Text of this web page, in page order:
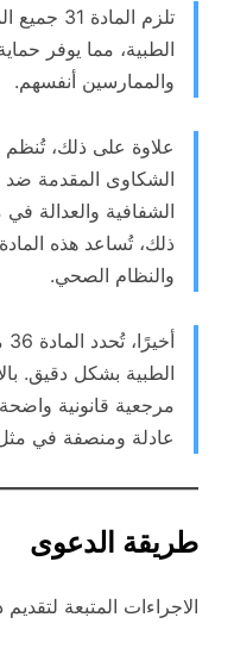
تلزم
الطبية، مما يوفر
والممارسين أنفسهم.
الشكاوى المقدمة ضد
الشفافية والعدالة في
ذلك، تُساعد هذه
والنظام الصحي.
الطبية بشكل دقيق.
مرجعية قانونية
عادلة ومنصفة في
طريقة الدعوى
الاجراءات المتبعة